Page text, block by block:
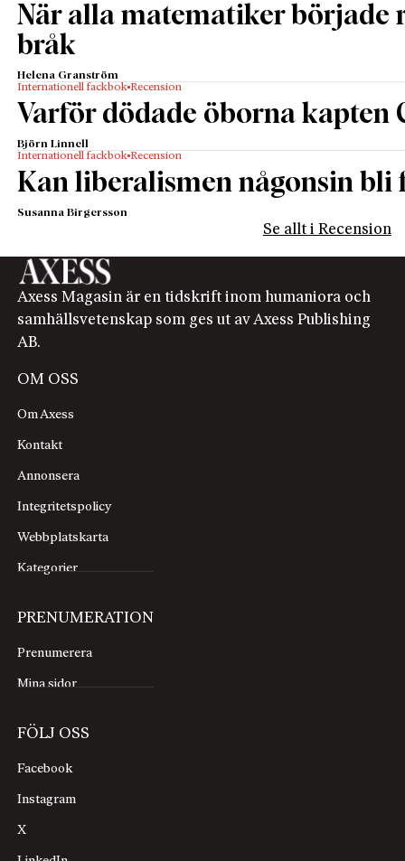
När alla matematiker började
bråk
Helena Granström
Internationell fackbok Recension
Varför dödade öborna kapten
Björn Linnell
Internationell fackbok Recension
Kan liberalismen någonsin bli
Susanna Birgersson
Se allt i Recension
Axess Magasin är en tidskrift inom humaniora och
samhällsvetenskap som ges ut av Axess Publishing
AB.
OM OSS
Om Axess
Kontakt
Annonsera
Integritetspolicy
Webbplatskarta
Kategorier
PRENUMERATION
Prenumerera
Mina sidor
FÖLJ OSS
Facebook
Instagram
X